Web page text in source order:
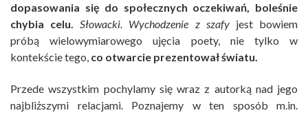
dopasowania się do społecznych oczekiwań, boleśnie
chybia celu.Słowacki. Wychodzenie z szafy jest bowiem
próbą wielowymiarowego ujęcia poety, nie tylko w
kontekście tego, co otwarcie prezentował światu.
Przede wszystkim pochylamy się wraz z autorką nad jego
najbliższymi relacjami. Poznajemy w ten sposób m.in.